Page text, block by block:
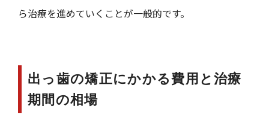
ら治療を進めていくことが一般的です。
出っ歯の矯正にかかる費用と治療
期間の相場